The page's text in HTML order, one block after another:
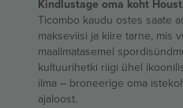
Kindlustage oma koht
Ticombo kaudu ostes saate
makseviisi ja kiire tarne, mis
maailmatasemel
kultuurihetki riigi ühel
ilma – broneerige oma
ajaloost.